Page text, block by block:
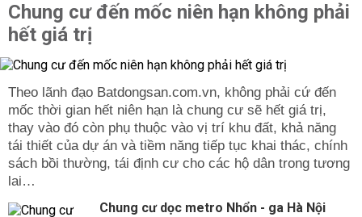
Chung cư đến mốc niên hạn không phải
hết giá trị
Theo lãnh đạo Batdongsan.com.vn, không phải cứ đến
mốc thời gian hết niên hạn là chung cư sẽ hết giá trị,
thay vào đó còn phụ thuộc vào vị trí khu đất, khả năng
tái thiết của dự án và tiềm năng tiếp tục khai thác, chính
sách bồi thường, tái định cư cho các hộ dân trong tương
lai…
Chung cư dọc metro Nhổn - ga Hà Nội